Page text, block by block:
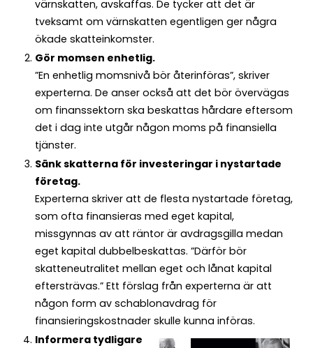
värnskatten, avskaffas. De tycker att det är
tveksamt om värnskatten egentligen ger några
ökade skatteinkomster.
Gör momsen enhetlig.
”En enhetlig momsnivå bör återinföras”, skriver
experterna. De anser också att det bör övervägas
om finanssektorn ska beskattas hårdare eftersom
det i dag inte utgår någon moms på finansiella
tjänster.
Sänk skatterna för investeringar i nystartade
företag.
Experterna skriver att de flesta nystartade företag,
som ofta finansieras med eget kapital,
missgynnas av att räntor är avdragsgilla medan
eget kapital dubbelbeskattas. ”Därför bör
skatteneutralitet mellan eget och lånat kapital
eftersträvas.” Ett förslag från experterna är att
någon form av schablonavdrag för
finansieringskostnader skulle kunna införas.
Informera tydligare